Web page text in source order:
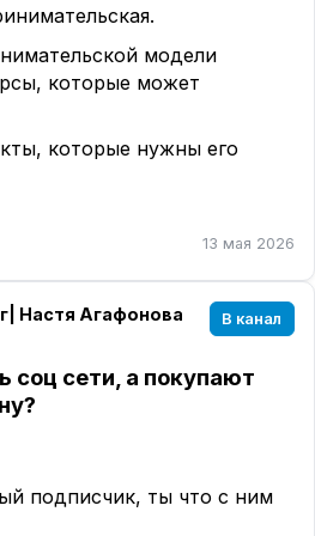
модели
которые может
которые нужны его
выстрелит.
13 мая 2026
Настя Агафонова В канал
соц сети, а покупают
подписчик, ты что с ним